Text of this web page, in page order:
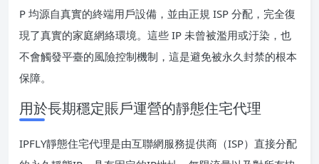
P 均源自真實的終端用戶設備，並由正規 ISP 分配，完全復
現了真實的家庭網絡環境。這些 IP 未曾被濫用或汙染，也
不會觸發平臺的風險控制機制，這是避免被永久封禁的根本
保障。
用於長期穩定賬戶運營的靜態住宅代理
IPFLY靜態住宅代理是由互聯網服務提供商（ISP）直接分配